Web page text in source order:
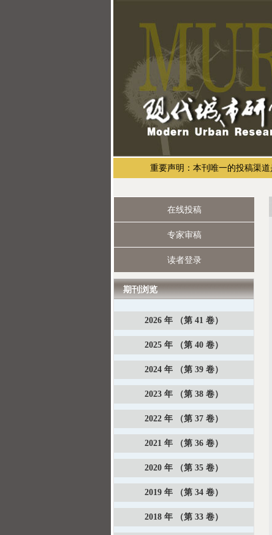
重要声明：本刊唯一的投稿渠道
在线投稿
专家审稿
读者登录
期刊浏览
2026 年 （第 41 卷）
2025 年 （第 40 卷）
2024 年 （第 39 卷）
2023 年 （第 38 卷）
2022 年 （第 37 卷）
2021 年 （第 36 卷）
2020 年 （第 35 卷）
2019 年 （第 34 卷）
2018 年 （第 33 卷）